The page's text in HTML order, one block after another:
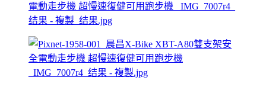
電動走步機 超慢速復健可用跑步機 _IMG_7007r4_
结果 - 複製_结果.jpg